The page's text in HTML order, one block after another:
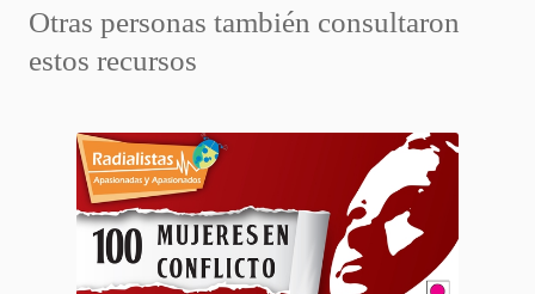
Otras personas también consultaron
estos recursos